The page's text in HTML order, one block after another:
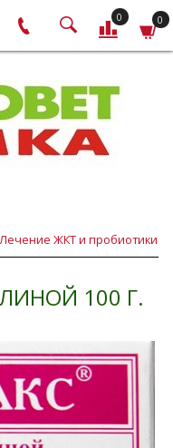
0 0
Лечение ЖКТ и пробиотики
100 Г.